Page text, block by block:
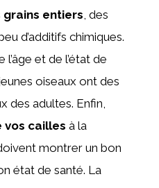
grains entiers , des
d’additifs chimiques.
et de l’état de
oiseaux ont des
des adultes. Enfin,
vos cailles à la
montrer un bon
état de santé. La